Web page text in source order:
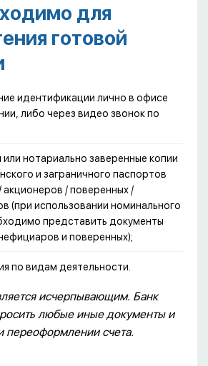
для
готовой
идентификации лично в офисе
либо через видео звонок по
или нотариально заверенные копии
и заграничного паспортов
/ поверенных /
(при использовании номинального
представить документы
и поверенных);
по видам деятельности.
исчерпывающим. Банк
любые иные документы и
счета.